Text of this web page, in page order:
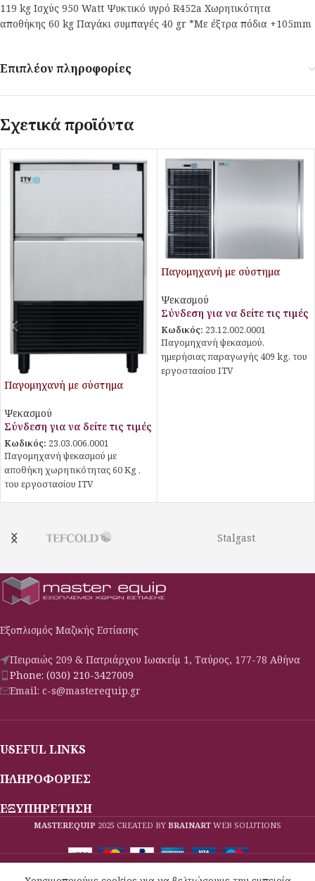
119 kg Ισχύς 950 Watt Ψυκτικό υγρό R452a Χωρητικότητα
αποθήκης 60 kg Παγάκι συμπαγές 40 gr *Με έξτρα πόδια +105mm
Επιπλέον πληροφορίες
Σχετικά προϊόντα
Παγομηχανή με σύστημα
Ψεκασμού
Σύνδεση για να δείτε τις τιμές
Κωδικός: 23.03.006.0001
Παγομηχανή ψεκασμού με
αποθήκη χωρητικότητας 60 Kg ,
του εργοστασίου ITV
Παγομηχανή με σύστημα
Ψεκασμού
Σύνδεση για να δείτε τις τιμές
Κωδικός: 23.12.002.0001
Παγομηχανή ψεκασμού,
ημερήσιας παραγωγής 409 kg, του
εργοστασίου ITV
Stalgast
Εξοπλισμός Μαζικής Εστίασης
Πειραιώς 209 & Πατριάρχου Ιωακείμ 1, Ταύρος, 177-78 Αθήνα
Phone: (030) 210-3427009
Email: c-s@masterequip.gr
USEFUL LINKS
ΠΛΗΡΟΦΟΡΙΕΣ
ΕΞΥΠΗΡΕΤΗΣΗ
MASTEREQUIP 2025 CREATED BY BRAINART WEB SOLUTIONS